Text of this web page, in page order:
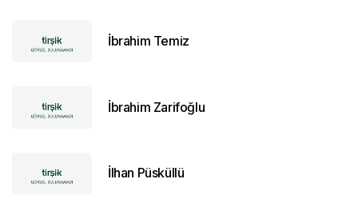
İbrahim Temiz
İbrahim Zarifoğlu
İlhan Püsküllü